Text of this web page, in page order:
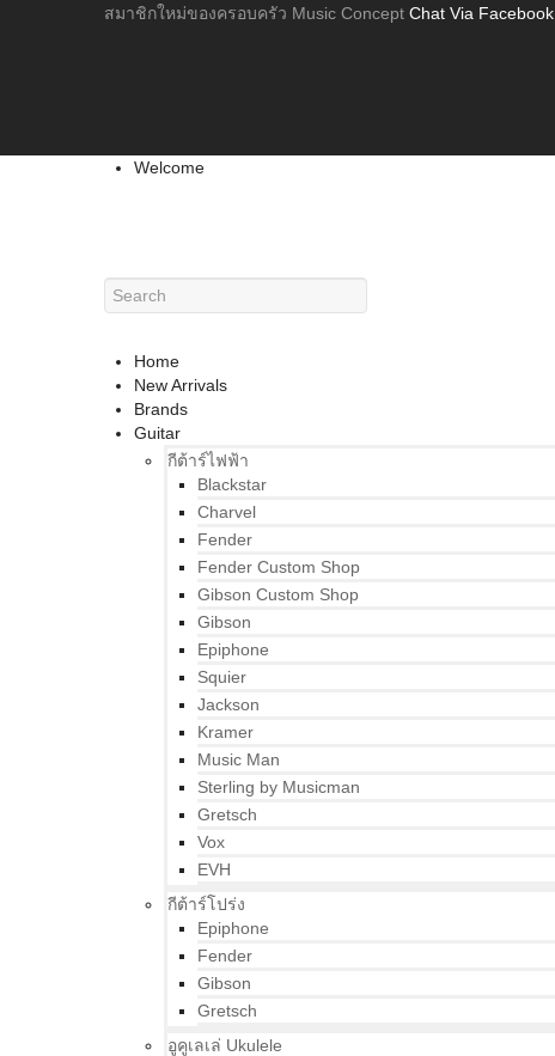
สมาชิกใหม่ของครอบครัว Music Concept Chat Via Facebook
Welcome
Home
New Arrivals
Brands
Guitar
กีต้าร์ไฟฟ้า
Blackstar
Charvel
Fender
Fender Custom Shop
Gibson Custom Shop
Gibson
Epiphone
Squier
Jackson
Kramer
Music Man
Sterling by Musicman
Gretsch
Vox
EVH
กีต้าร์โปร่ง
Epiphone
Fender
Gibson
Gretsch
อูคูเลเล่ Ukulele